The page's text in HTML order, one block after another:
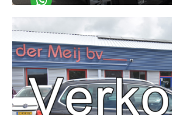
Banden & velgen
Airco-onderhoud
Chiptuning
Financiering
Zoekopdracht
Contact